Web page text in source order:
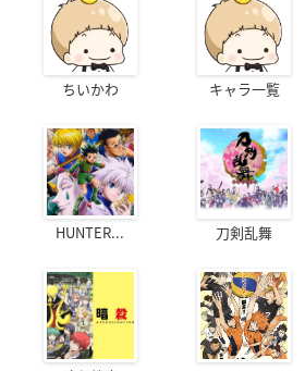
ちいかわ キャラ一覧
HUNTER... 刀剣乱舞